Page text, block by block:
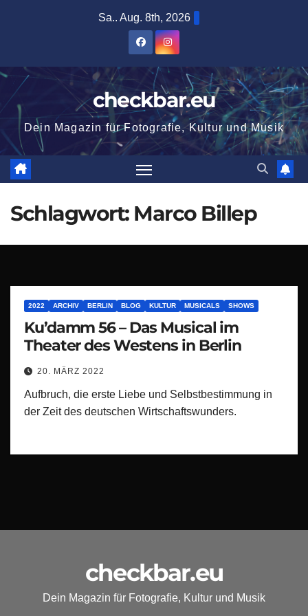
Sa.. Aug. 8th, 2026
checkbar.eu
Dein Magazin für Fotografie, Kultur und Musik
Schlagwort: Marco Billep
2022 ARCHIV BERLIN BLOG KULTUR MUSICALS SHOWS
Ku’damm 56 – Das Musical im
Theater des Westens in Berlin
20. MÄRZ 2022
Aufbruch, die erste Liebe und Selbstbestimmung in
der Zeit des deutschen Wirtschaftswunders.
checkbar.eu
Dein Magazin für Fotografie, Kultur und Musik